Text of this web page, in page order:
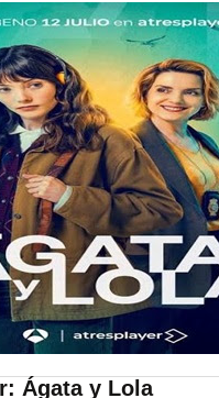
Ágata y Lola